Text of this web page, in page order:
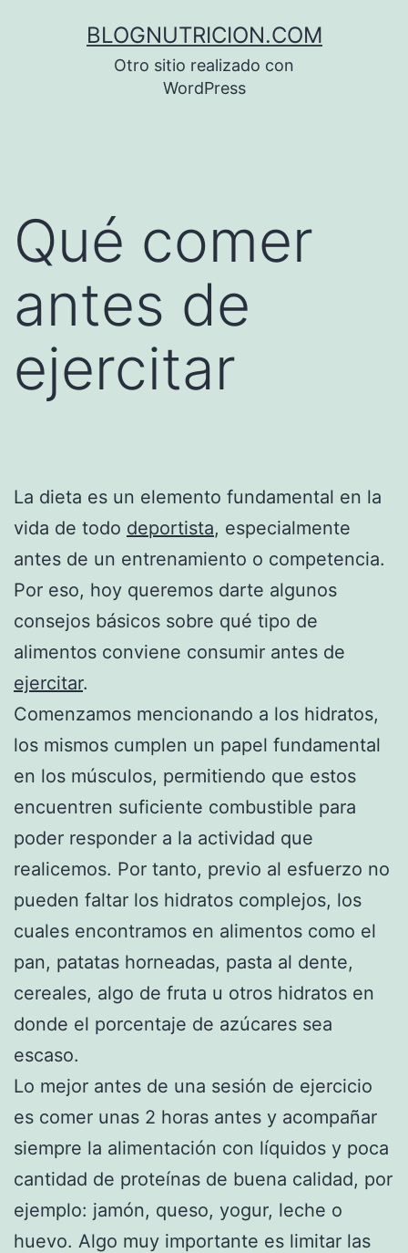
BLOGNUTRICION.COM
Otro sitio realizado con
WordPress
Qué comer
antes de
ejercitar
La dieta es un elemento fundamental en la
vida de todo deportista, especialmente
antes de un entrenamiento o competencia.
Por eso, hoy queremos darte algunos
consejos básicos sobre qué tipo de
alimentos conviene consumir antes de
ejercitar.
Comenzamos mencionando a los hidratos,
los mismos cumplen un papel fundamental
en los músculos, permitiendo que estos
encuentren suficiente combustible para
poder responder a la actividad que
realicemos. Por tanto, previo al esfuerzo no
pueden faltar los hidratos complejos, los
cuales encontramos en alimentos como el
pan, patatas horneadas, pasta al dente,
cereales, algo de fruta u otros hidratos en
donde el porcentaje de azúcares sea
escaso.
Lo mejor antes de una sesión de ejercicio
es comer unas 2 horas antes y acompañar
siempre la alimentación con líquidos y poca
cantidad de proteínas de buena calidad, por
ejemplo: jamón, queso, yogur, leche o
huevo. Algo muy importante es limitar las